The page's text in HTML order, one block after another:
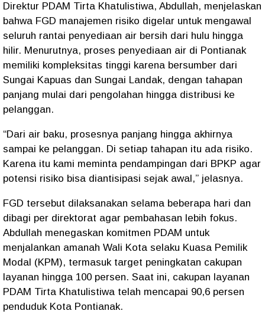
Direktur PDAM Tirta Khatulistiwa, Abdullah, menjelaskan
bahwa FGD manajemen risiko digelar untuk mengawal
seluruh rantai penyediaan air bersih dari hulu hingga
hilir. Menurutnya, proses penyediaan air di Pontianak
memiliki kompleksitas tinggi karena bersumber dari
Sungai Kapuas dan Sungai Landak, dengan tahapan
panjang mulai dari pengolahan hingga distribusi ke
pelanggan.
“Dari air baku, prosesnya panjang hingga akhirnya
sampai ke pelanggan. Di setiap tahapan itu ada risiko.
Karena itu kami meminta pendampingan dari BPKP agar
potensi risiko bisa diantisipasi sejak awal,” jelasnya.
FGD tersebut dilaksanakan selama beberapa hari dan
dibagi per direktorat agar pembahasan lebih fokus.
Abdullah menegaskan komitmen PDAM untuk
menjalankan amanah Wali Kota selaku Kuasa Pemilik
Modal (KPM), termasuk target peningkatan cakupan
layanan hingga 100 persen. Saat ini, cakupan layanan
PDAM Tirta Khatulistiwa telah mencapai 90,6 persen
penduduk Kota Pontianak.